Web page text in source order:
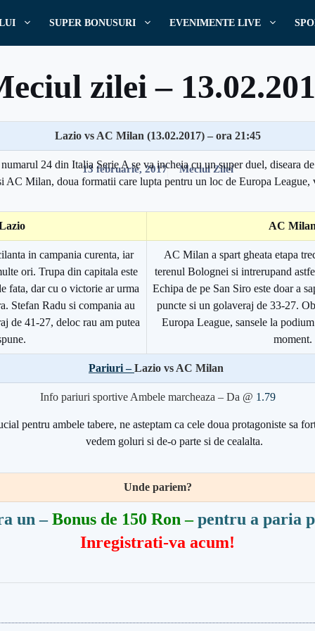
SUPER BONUSURI EVENIMENTE LIVE
zilei –
Scris dePariuri
13 februarie, 2017 Meciul Zilei
Lazio vs AC Milan (13.02.2017) – ora 21:45
24 din Italia Serie A se va incheia cu un super duel, diseara
AC Milan, doua formatii care lupta pentru un loc de Europa League,
AC
in campania curenta, iar
ori. Trupa din capitala este
fata, dar cu o victorie ar urma
Stefan Radu si compania au
de 41-27, deloc rau am putea
AC Milan a spart gheata etapa
terenul Bolognei si intrerupand
Echipa de pe San Siro este doar a
puncte si un golaveraj de 33-27.
Europa League, sansele la
moment.
Pariuri –Lazio vs AC Milan
Info pariuri sportive Ambele marcheaza – Da @ 1.79
pentru ambele tabere, ne asteptam ca cele doua protagoniste sa
vedem goluri si de-o parte si de cealalta.
Unde pariem?
un –Bonus de 150 Ron –pentru a paria
Inregistrati-va acum!